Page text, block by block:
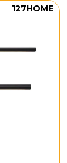
127HOME